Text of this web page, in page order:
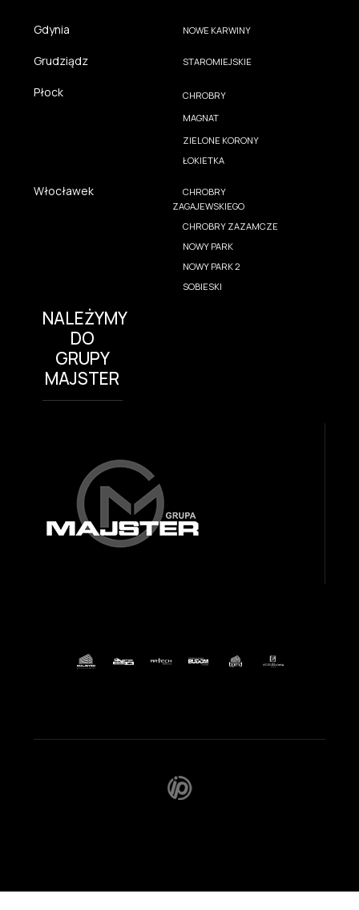
Gdynia NOWE KARWINY
Grudziądz STAROMIEJSKIE
Płock
CHROBRY
MAGNAT
ZIELONE KORONY
ŁOKIETKA
Włocławek
CHROBRY
ZAGAJEWSKIEGO
CHROBRY ZAZAMCZE
NOWY PARK
NOWY PARK 2
SOBIESKI
NALEŻYMY
DO
GRUPY
MAJSTER